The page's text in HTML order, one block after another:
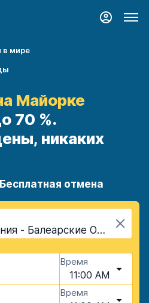
мире
Майорке
70 %.
никаких
Бесплатная отмена
Майорка, Испания - Балеарские Острова
Время
11:00 AM
Время